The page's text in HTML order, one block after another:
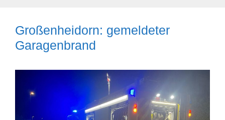
Großenheidorn: gemeldeter
Garagenbrand